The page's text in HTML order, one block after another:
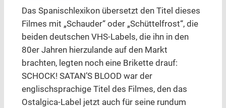
Das Spanischlexikon übersetzt den Titel dieses
Filmes mit „Schauder“ oder „Schüttelfrost“, die
beiden deutschen VHS-Labels, die ihn in den
80er Jahren hierzulande auf den Markt
brachten, legten noch eine Brikette drauf:
SCHOCK! SATAN’S BLOOD war der
englischsprachige Titel des Filmes, den das
Ostalgica-Label jetzt auch für seine rundum